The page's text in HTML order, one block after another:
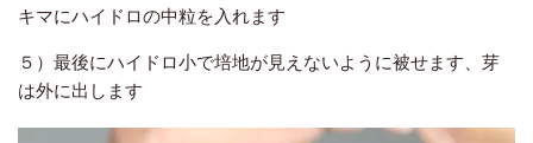
キマにハイドロの中粒を入れます
５）最後にハイドロ小で培地が見えないように被せます、芽
は外に出します